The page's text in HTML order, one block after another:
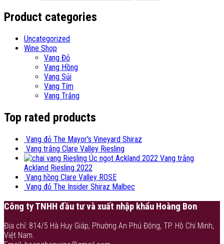
Product categories
Uncategorized
Wine Shop
Vang Đỏ
Vang Hồng
Vang Sủi
Vang Tím
Vang Trắng
Top rated products
Vang đỏ The Mayor's Vineyard Shiraz
Vang trắng Clare Valley Riesling
Vang trắng
Ackland Riesling 2022
Vang hồng Clare Valley ROSE
Vang đỏ The Insider Shiraz Malbec
Công ty TNHH đầu tư và xuất nhập khẩu Hoàng Bon
Địa chỉ: 814/5 Hà Huy Giáp, Phường An Phú Đông, TP. Hồ Chí Minh,
Việt Nam.